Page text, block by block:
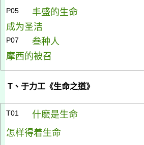
P05 丰盛的生命
成为圣洁
P07 叁种人
摩西的被召
T 、于力工《生命之道》
T01 什麽是生命
怎样得着生命